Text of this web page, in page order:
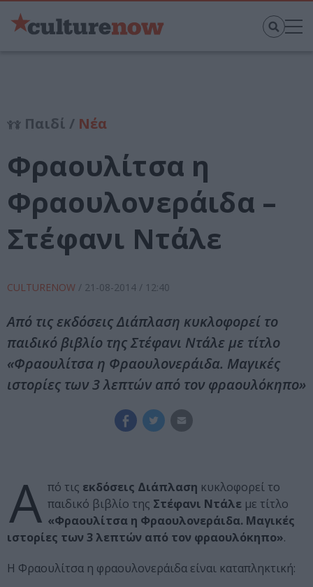
Παιδί / Νέα
Φραουλίτσα η
Φραουλονεράιδα –
Στέφανι Ντάλε
CULTURENOW / 21-08-2014 / 12:40
Από τις εκδόσεις Διάπλαση κυκλοφορεί το
παιδικό βιβλίο της Στέφανι Ντάλε με τίτλο
«Φραουλίτσα η Φραουλονεράιδα. Μαγικές
ιστορίες των 3 λεπτών από τον φραουλόκηπο»
Α πό τις εκδόσεις Διάπλαση κυκλοφορεί το
παιδικό βιβλίο της Στέφανι Ντάλε με τίτλο
«Φραουλίτσα η Φραουλονεράιδα. Μαγικές
ιστορίες των 3 λεπτών από τον φραουλόκηπο».
Η Φραουλίτσα η φραουλονεράιδα είναι καταπληκτική: